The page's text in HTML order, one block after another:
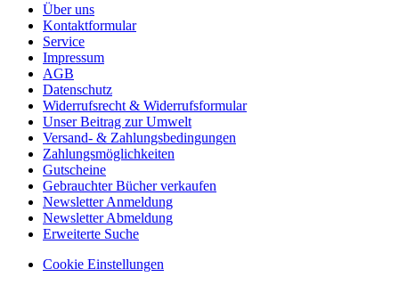
Über uns
Kontaktformular
Service
Impressum
AGB
Datenschutz
Widerrufsrecht & Widerrufsformular
Unser Beitrag zur Umwelt
Versand- & Zahlungsbedingungen
Zahlungsmöglichkeiten
Gutscheine
Gebrauchter Bücher verkaufen
Newsletter Anmeldung
Newsletter Abmeldung
Erweiterte Suche
Cookie Einstellungen